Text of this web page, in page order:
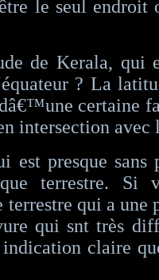
le seul endroit
de Kerala, qui
? La
certaine
intersection avec
est presque sans
terrestre. Si
qui a une
qui snt très
claire